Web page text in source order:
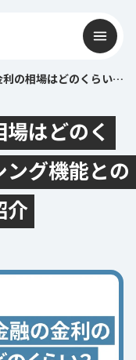
消費者金融の金利の相場はどのくらい？銀行やキャッシング機能との比較、賢い借り方を紹介
はどのく
ング機能との
介